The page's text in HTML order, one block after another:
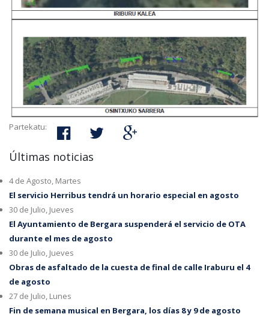
Partekatu:
Últimas noticias
4 de Agosto, Martes
El servicio Herribus tendrá un horario especial en agosto
30 de Julio, Jueves
El Ayuntamiento de Bergara suspenderá el servicio de OTA
durante el mes de agosto
30 de Julio, Jueves
Obras de asfaltado de la cuesta de final de calle Iraburu el 4
de agosto
27 de Julio, Lunes
Fin de semana musical en Bergara, los días 8 y 9 de agosto